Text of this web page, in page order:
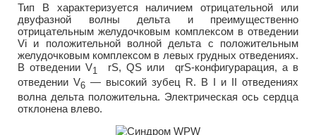
Тип В характеризуется наличием отрицательной или
двуфазной волны дельта и преимущественно
отрицательным желудочковым комплексом в отведении
Vi и положительной волной дельта с положительным
желудочковым комплексом в левых грудных отведениях.
В отведении V1
rS, QS или qrS-конфигурарация, а в
отведении V6 — высокий зубец R. В I и II отведениях
волна дельта положительна. Электрическая ось сердца
отклонена влево.